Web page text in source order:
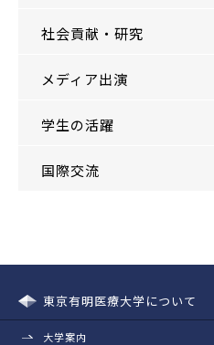
社会貢献・研究
メディア出演
学生の活躍
国際交流
東京有明医療大学について
大学案内